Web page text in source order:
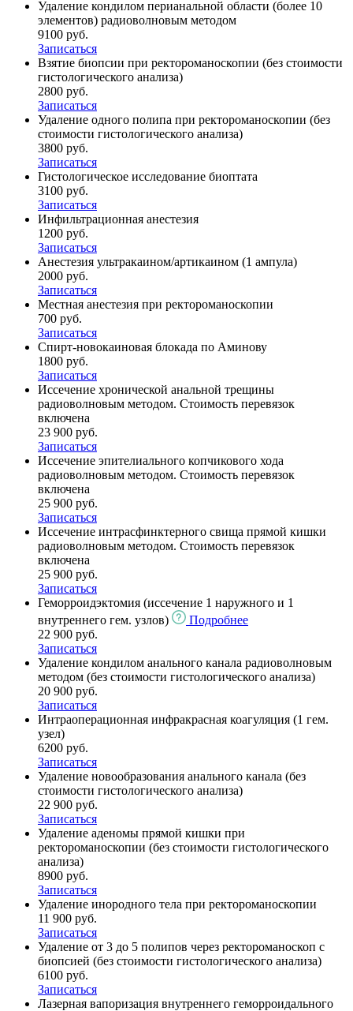
Удаление кондилом перианальной области (более 10
элементов) радиоволновым методом
9100 руб.
Записаться
Взятие биопсии при ректороманоскопии (без стоимости
гистологического анализа)
2800 руб.
Записаться
Удаление одного полипа при ректороманоскопии (без
стоимости гистологического анализа)
3800 руб.
Записаться
Гистологическое исследование биоптата
3100 руб.
Записаться
Инфильтрационная анестезия
1200 руб.
Записаться
Анестезия ультракаином/артикаином (1 ампула)
2000 руб.
Записаться
Местная анестезия при ректороманоскопии
700 руб.
Записаться
Спирт-новокаиновая блокада по Аминову
1800 руб.
Записаться
Иссечение хронической анальной трещины
радиоволновым методом. Стоимость перевязок
включена
23 900 руб.
Записаться
Иссечение эпителиального копчикового хода
радиоволновым методом. Стоимость перевязок
включена
25 900 руб.
Записаться
Иссечение интрасфинктерного свища прямой кишки
радиоволновым методом. Стоимость перевязок
включена
25 900 руб.
Записаться
Геморроидэктомия (иссечение 1 наружного и 1
внутреннего гем. узлов)
Подробнее
22 900 руб.
Записаться
Удаление кондилом анального канала радиоволновым
методом (без стоимости гистологического анализа)
20 900 руб.
Записаться
Интраоперационная инфракрасная коагуляция (1 гем.
узел)
6200 руб.
Записаться
Удаление новообразования анального канала (без
стоимости гистологического анализа)
22 900 руб.
Записаться
Удаление аденомы прямой кишки при
ректороманоскопии (без стоимости гистологического
анализа)
8900 руб.
Записаться
Удаление инородного тела при ректороманоскопии
11 900 руб.
Записаться
Удаление от 3 до 5 полипов через ректороманоскоп с
биопсией (без стоимости гистологического анализа)
6100 руб.
Записаться
Лазерная вапоризация внутреннего геморроидального